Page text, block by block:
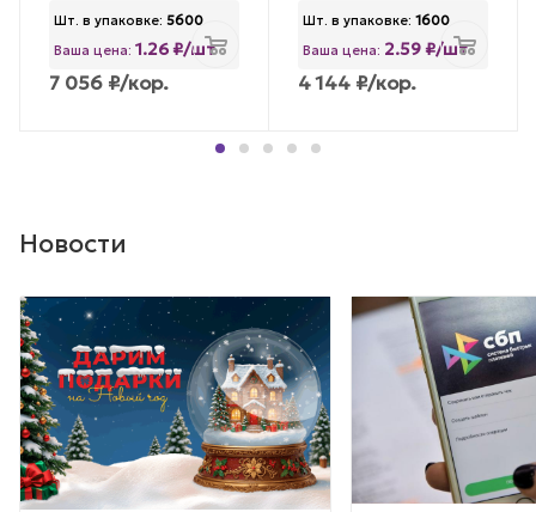
Шт. в упаковке: 5600
Ваша цена: 1.26 ₽/шт
7 056 ₽/кор.
Шт. в упаковке: 1600
Ваша цена: 2.59 ₽/шт
4 144 ₽/кор.
Новости